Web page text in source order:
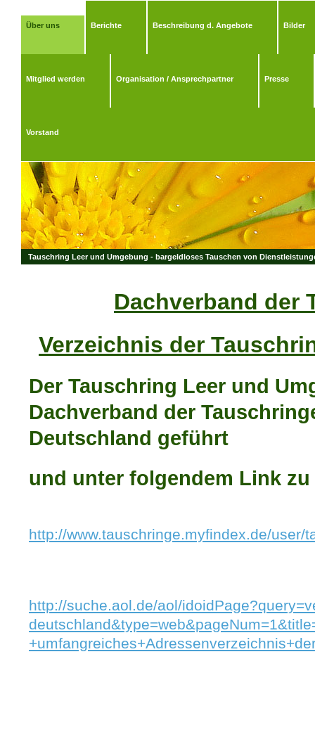
Über uns Berichte Beschreibung d. Angebote Bilder
Mitglied werden Organisation / Ansprechpartner Presse
Vorstand
Tauschring Leer und Umgebung - bargeldloses Tauschen von
Dachverband der
Verzeichnis der
Der Tauschring Leer und
Dachverband der
Deutschland geführt
und unter folgendem Link
http://www.tauschringe.myfindex.de/user/
http://suche.aol.de/aol/